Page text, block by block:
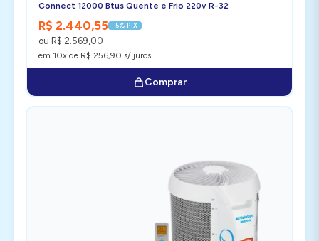
Connect 12000 Btus Quente e Frio 220v R-32
R$ 2.440,55 -5% PIX
ou R$ 2.569,00
em 10x de R$ 256,90 s/ juros
Comprar